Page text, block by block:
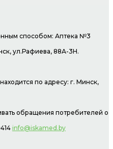
способом: Аптека №3
ул.Рафиева, 88А-3Н.
по адресу: г. Минск,
обращения потребителей о
info@iskamed.by